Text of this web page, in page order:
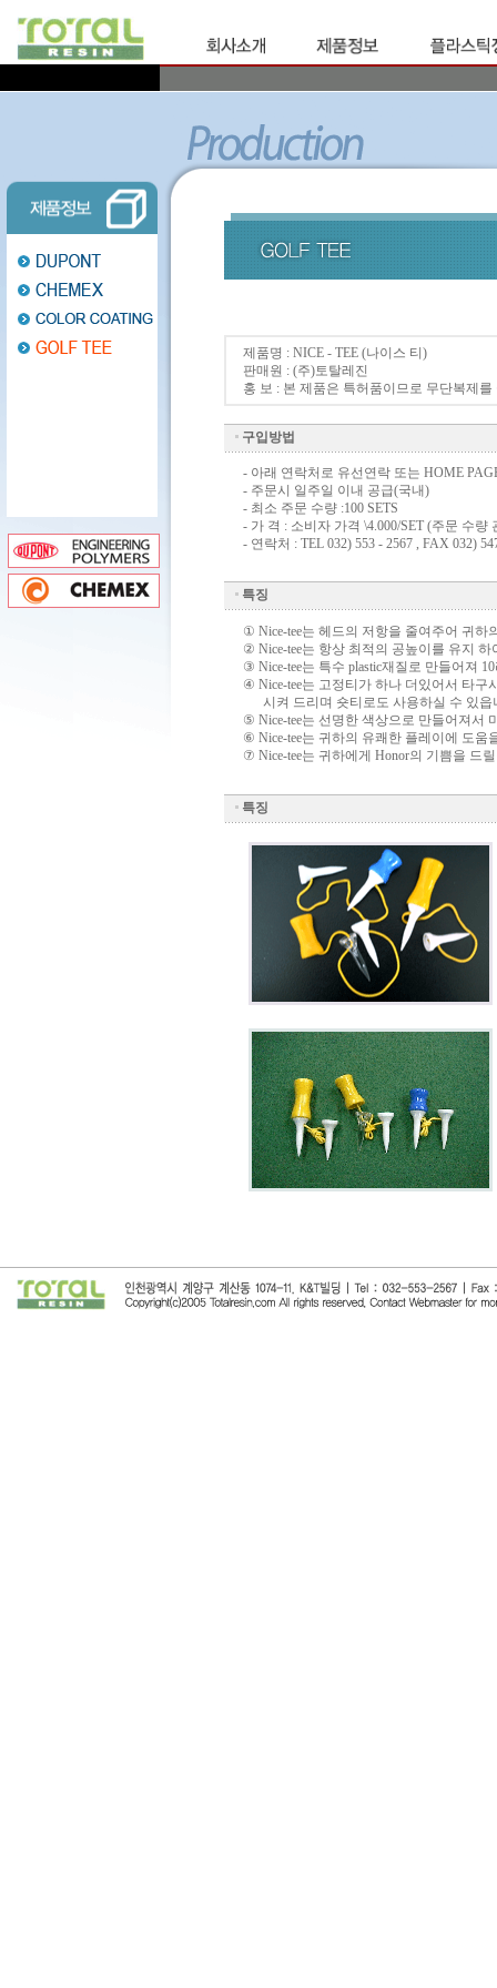
제품명 : NICE - TEE (나이스 티)
판매원 : (주)토탈레진
홍 보 : 본 제품은 특허품이므로 무단복제를
구입방법
- 아래 연락처로 유선연락 또는 HOME
- 주문시 일주일 이내 공급(국내)
- 최소 주문 수량 :100 SETS
- 가 격 : 소비자 가격 \4.000/SET (주문 수량
- 연락처 : TEL 032) 553 - 2567 , FAX 032)
특징
① Nice-tee는 헤드의 저항을 줄여주어 귀
② Nice-tee는 항상 최적의 공높이를 유지
③ Nice-tee는 특수 plastic재질로 만들어져
④ Nice-tee는 고정티가 하나 더있어서 타
시켜 드리며 숏티로도 사용하실 수 있읍
⑤ Nice-tee는 선명한 색상으로 만들어져서
⑥ Nice-tee는 귀하의 유쾌한 플레이에 도
⑦ Nice-tee는 귀하에게 Honor의 기쁨을 드
특징